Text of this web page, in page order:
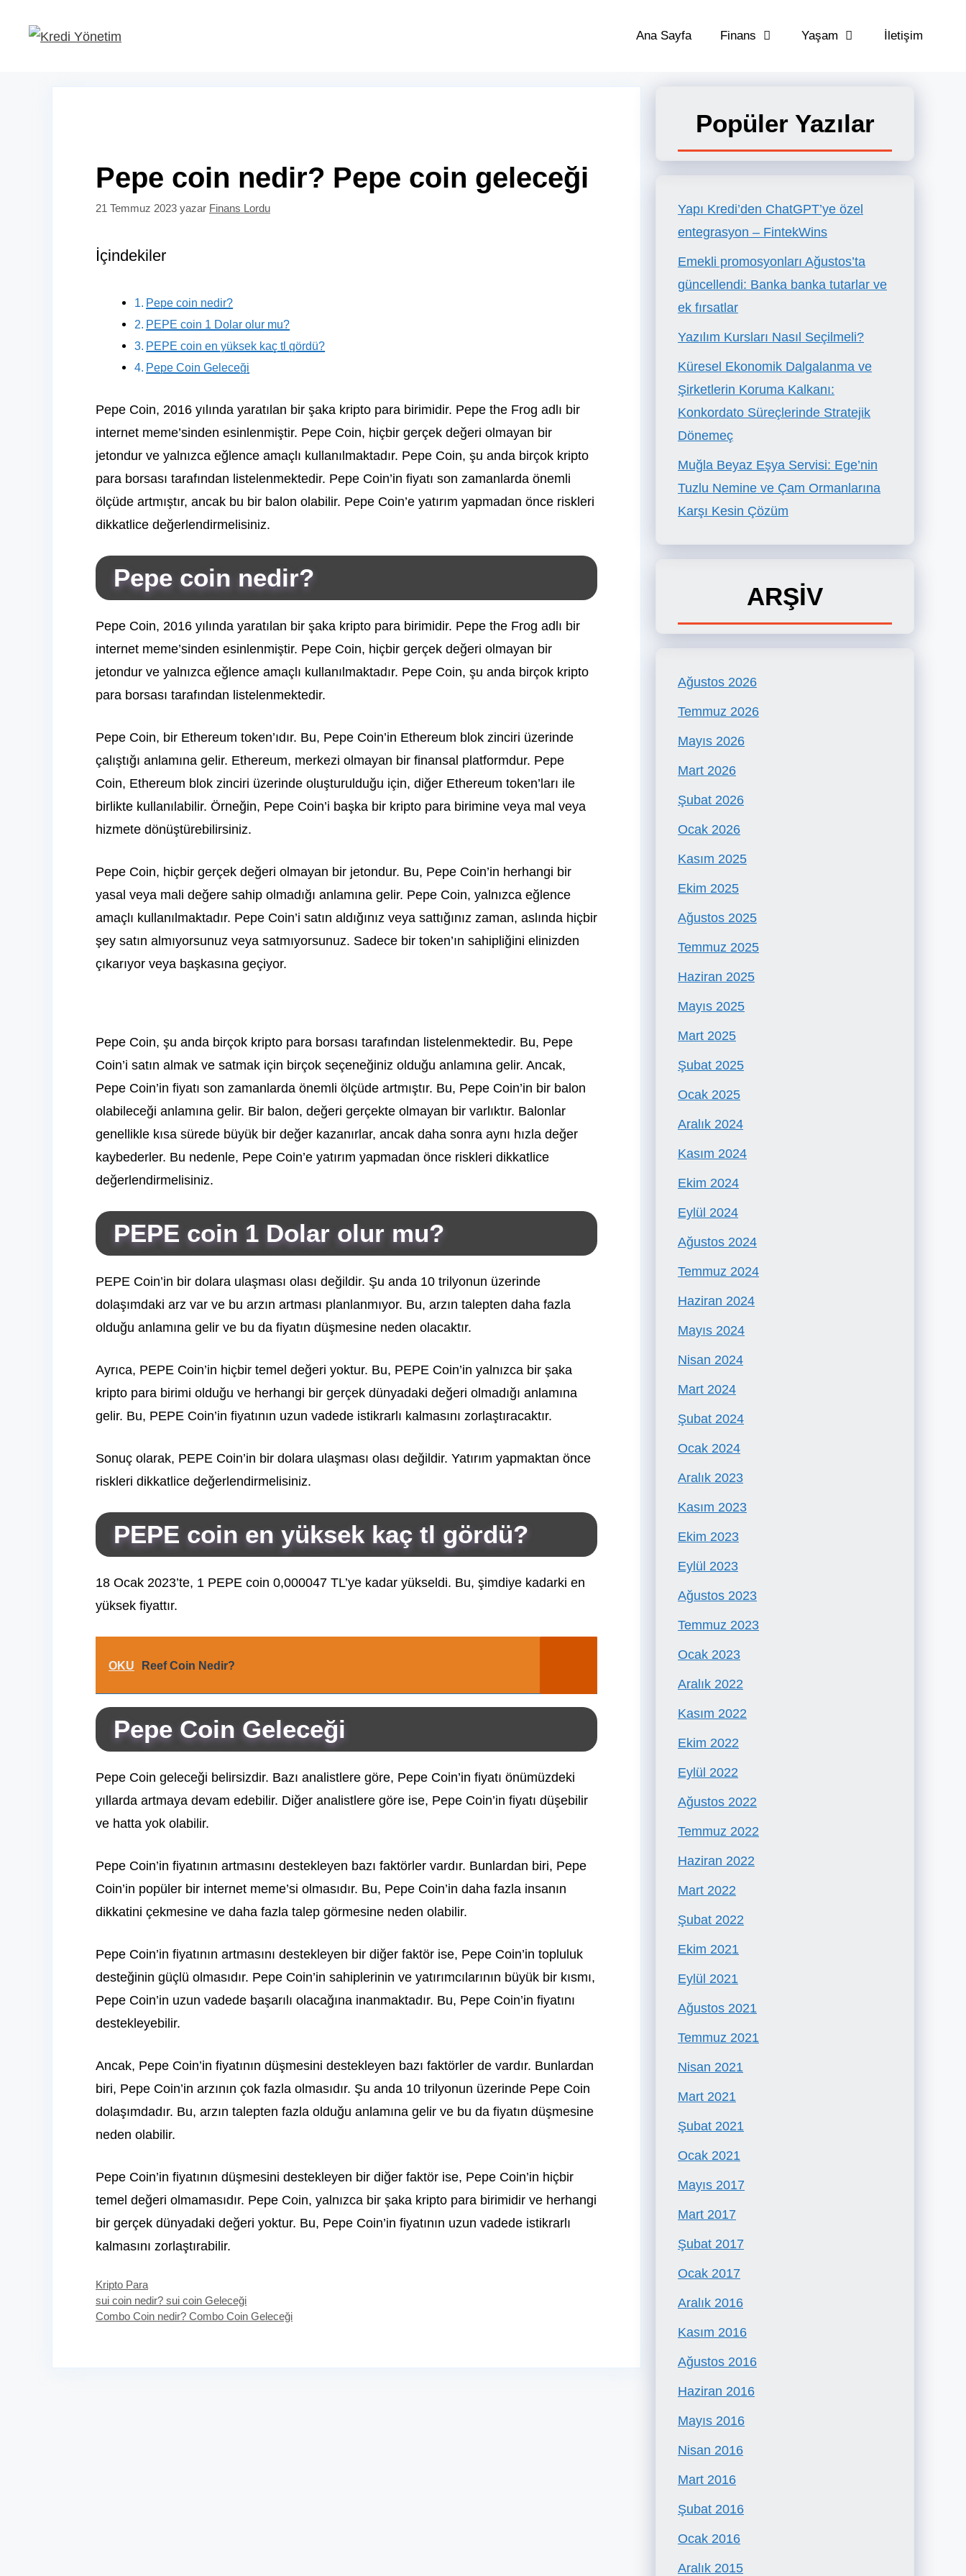
Ana Sayfa Finans Yaşam İletişim
Pepe coin nedir? Pepe coin geleceği
21 Temmuz 2023 yazar Finans Lordu
İçindekiler
Pepe coin nedir?
PEPE coin 1 Dolar olur mu?
PEPE coin en yüksek kaç tl gördü?
Pepe Coin Geleceği
Pepe Coin, 2016 yılında yaratılan bir şaka kripto para birimidir. Pepe the Frog adlı bir
internet meme’sinden esinlenmiştir. Pepe Coin, hiçbir gerçek değeri olmayan bir
jetondur ve yalnızca eğlence amaçlı kullanılmaktadır. Pepe Coin, şu anda birçok kripto
para borsası tarafından listelenmektedir. Pepe Coin’in fiyatı son zamanlarda önemli
ölçüde artmıştır, ancak bu bir balon olabilir. Pepe Coin’e yatırım yapmadan önce riskleri
dikkatlice değerlendirmelisiniz.
Pepe coin nedir?
Pepe Coin, 2016 yılında yaratılan bir şaka kripto para birimidir. Pepe the Frog adlı bir
internet meme’sinden esinlenmiştir. Pepe Coin, hiçbir gerçek değeri olmayan bir
jetondur ve yalnızca eğlence amaçlı kullanılmaktadır. Pepe Coin, şu anda birçok kripto
para borsası tarafından listelenmektedir.
Pepe Coin, bir Ethereum token’ıdır. Bu, Pepe Coin’in Ethereum blok zinciri üzerinde
çalıştığı anlamına gelir. Ethereum, merkezi olmayan bir finansal platformdur. Pepe
Coin, Ethereum blok zinciri üzerinde oluşturulduğu için, diğer Ethereum token’ları ile
birlikte kullanılabilir. Örneğin, Pepe Coin’i başka bir kripto para birimine veya mal veya
hizmete dönüştürebilirsiniz.
Pepe Coin, hiçbir gerçek değeri olmayan bir jetondur. Bu, Pepe Coin’in herhangi bir
yasal veya mali değere sahip olmadığı anlamına gelir. Pepe Coin, yalnızca eğlence
amaçlı kullanılmaktadır. Pepe Coin’i satın aldığınız veya sattığınız zaman, aslında hiçbir
şey satın almıyorsunuz veya satmıyorsunuz. Sadece bir token’ın sahipliğini elinizden
çıkarıyor veya başkasına geçiyor.
Pepe Coin, şu anda birçok kripto para borsası tarafından listelenmektedir. Bu, Pepe
Coin’i satın almak ve satmak için birçok seçeneğiniz olduğu anlamına gelir. Ancak,
Pepe Coin’in fiyatı son zamanlarda önemli ölçüde artmıştır. Bu, Pepe Coin’in bir balon
olabileceği anlamına gelir. Bir balon, değeri gerçekte olmayan bir varlıktır. Balonlar
genellikle kısa sürede büyük bir değer kazanırlar, ancak daha sonra aynı hızla değer
kaybederler. Bu nedenle, Pepe Coin’e yatırım yapmadan önce riskleri dikkatlice
değerlendirmelisiniz.
PEPE coin 1 Dolar olur mu?
PEPE Coin’in bir dolara ulaşması olası değildir. Şu anda 10 trilyonun üzerinde
dolaşımdaki arz var ve bu arzın artması planlanmıyor. Bu, arzın talepten daha fazla
olduğu anlamına gelir ve bu da fiyatın düşmesine neden olacaktır.
Ayrıca, PEPE Coin’in hiçbir temel değeri yoktur. Bu, PEPE Coin’in yalnızca bir şaka
kripto para birimi olduğu ve herhangi bir gerçek dünyadaki değeri olmadığı anlamına
gelir. Bu, PEPE Coin’in fiyatının uzun vadede istikrarlı kalmasını zorlaştıracaktır.
Sonuç olarak, PEPE Coin’in bir dolara ulaşması olası değildir. Yatırım yapmaktan önce
riskleri dikkatlice değerlendirmelisiniz.
PEPE coin en yüksek kaç tl gördü?
18 Ocak 2023’te, 1 PEPE coin 0,000047 TL’ye kadar yükseldi. Bu, şimdiye kadarki en
yüksek fiyattır.
OKU Reef Coin Nedir?
Pepe Coin Geleceği
Pepe Coin geleceği belirsizdir. Bazı analistlere göre, Pepe Coin’in fiyatı önümüzdeki
yıllarda artmaya devam edebilir. Diğer analistlere göre ise, Pepe Coin’in fiyatı düşebilir
ve hatta yok olabilir.
Pepe Coin’in fiyatının artmasını destekleyen bazı faktörler vardır. Bunlardan biri, Pepe
Coin’in popüler bir internet meme’si olmasıdır. Bu, Pepe Coin’in daha fazla insanın
dikkatini çekmesine ve daha fazla talep görmesine neden olabilir.
Pepe Coin’in fiyatının artmasını destekleyen bir diğer faktör ise, Pepe Coin’in topluluk
desteğinin güçlü olmasıdır. Pepe Coin’in sahiplerinin ve yatırımcılarının büyük bir kısmı,
Pepe Coin’in uzun vadede başarılı olacağına inanmaktadır. Bu, Pepe Coin’in fiyatını
destekleyebilir.
Ancak, Pepe Coin’in fiyatının düşmesini destekleyen bazı faktörler de vardır. Bunlardan
biri, Pepe Coin’in arzının çok fazla olmasıdır. Şu anda 10 trilyonun üzerinde Pepe Coin
dolaşımdadır. Bu, arzın talepten fazla olduğu anlamına gelir ve bu da fiyatın düşmesine
neden olabilir.
Pepe Coin’in fiyatının düşmesini destekleyen bir diğer faktör ise, Pepe Coin’in hiçbir
temel değeri olmamasıdır. Pepe Coin, yalnızca bir şaka kripto para birimidir ve herhangi
bir gerçek dünyadaki değeri yoktur. Bu, Pepe Coin’in fiyatının uzun vadede istikrarlı
kalmasını zorlaştırabilir.
Kategoriler
Kripto Para
sui coin nedir? sui coin Geleceği
Combo Coin nedir? Combo Coin Geleceği
Popüler Yazılar
Yapı Kredi’den ChatGPT’ye özel
entegrasyon – FintekWins
Emekli promosyonları Ağustos’ta
güncellendi: Banka banka tutarlar ve
ek fırsatlar
Yazılım Kursları Nasıl Seçilmeli?
Küresel Ekonomik Dalgalanma ve
Şirketlerin Koruma Kalkanı:
Konkordato Süreçlerinde Stratejik
Dönemeç
Muğla Beyaz Eşya Servisi: Ege’nin
Tuzlu Nemine ve Çam Ormanlarına
Karşı Kesin Çözüm
ARŞİV
Ağustos 2026
Temmuz 2026
Mayıs 2026
Mart 2026
Şubat 2026
Ocak 2026
Kasım 2025
Ekim 2025
Ağustos 2025
Temmuz 2025
Haziran 2025
Mayıs 2025
Mart 2025
Şubat 2025
Ocak 2025
Aralık 2024
Kasım 2024
Ekim 2024
Eylül 2024
Ağustos 2024
Temmuz 2024
Haziran 2024
Mayıs 2024
Nisan 2024
Mart 2024
Şubat 2024
Ocak 2024
Aralık 2023
Kasım 2023
Ekim 2023
Eylül 2023
Ağustos 2023
Temmuz 2023
Ocak 2023
Aralık 2022
Kasım 2022
Ekim 2022
Eylül 2022
Ağustos 2022
Temmuz 2022
Haziran 2022
Mart 2022
Şubat 2022
Ekim 2021
Eylül 2021
Ağustos 2021
Temmuz 2021
Nisan 2021
Mart 2021
Şubat 2021
Ocak 2021
Mayıs 2017
Mart 2017
Şubat 2017
Ocak 2017
Aralık 2016
Kasım 2016
Ağustos 2016
Haziran 2016
Mayıs 2016
Nisan 2016
Mart 2016
Şubat 2016
Ocak 2016
Aralık 2015